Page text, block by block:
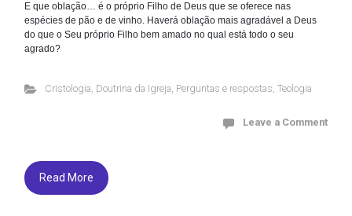
E que oblação… é o próprio Filho de Deus que se oferece nas
espécies de pão e de vinho. Haverá oblação mais agradável a Deus
do que o Seu próprio Filho bem amado no qual está todo o seu
agrado?
Cristologia, Doutrina da Igreja, Perguntas e respostas, Teologia
Leave a Comment
Read More